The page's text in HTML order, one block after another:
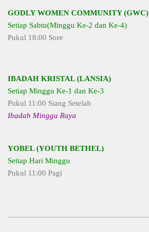
GODLY WOMEN COMMUNITY (GWC)
Setiap Sabtu(Minggu Ke-2 dan Ke-4)
Pukul 18:00 Sore
IBADAH KRISTAL (LANSIA)
Setiap Minggu Ke-1 dan Ke-3
Pukul 11:00 Siang Setelah
Ibadah Minggu Raya
YOBEL (YOUTH BETHEL)
Setiap Hari Minggu
Pukul 11:00 Pagi